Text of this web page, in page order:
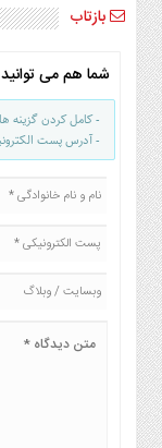
بازتاب
شما هم می
- کامل کردن گزینه
- آدرس پست